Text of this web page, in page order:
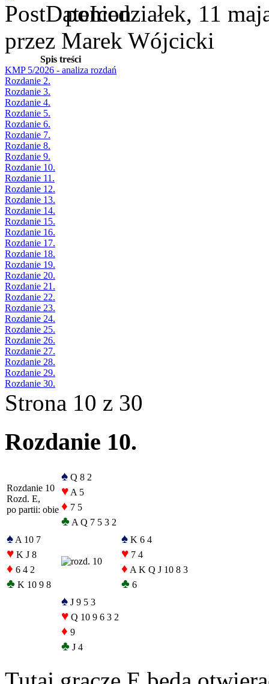
poniedziałek, 11
przez Marek Wójcicki
Spis treści
KMP 5/2026 - analiza rozdań
Rozdanie 2.
Rozdanie 3.
Rozdanie 4.
Rozdanie 5.
Rozdanie 6.
Rozdanie 7.
Rozdanie 8.
Rozdanie 9.
Rozdanie 10.
Rozdanie 11.
Rozdanie 12.
Rozdanie 13.
Rozdanie 14.
Rozdanie 15.
Rozdanie 16.
Rozdanie 17.
Rozdanie 18.
Rozdanie 19.
Rozdanie 20.
Rozdanie 21.
Rozdanie 22.
Rozdanie 23.
Rozdanie 24.
Rozdanie 25.
Rozdanie 26.
Rozdanie 27.
Rozdanie 28.
Rozdanie 29.
Rozdanie 30.
Strona 10 z 30
Rozdanie 10.
Rozdanie 10
Rozd. E,
po partii: obie
♠ Q 8 2
♥ A 5
♦ 7 5
♣ A Q 7 5 3 2
♠ A 10 7
♥ K J 8
♦ 6 4 2
♣ K 10 9 8
♠ K 6 4
♥ 7 4
♦ A K Q J 10 8 3
♣ 6
♠ J 9 5 3
♥ Q 10 9 6 3 2
♦ 9
♣ J 4